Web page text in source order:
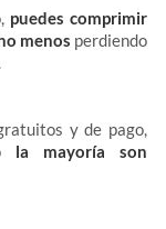
puedes comprimir
menos perdiendo
y de pago,
la mayoría son